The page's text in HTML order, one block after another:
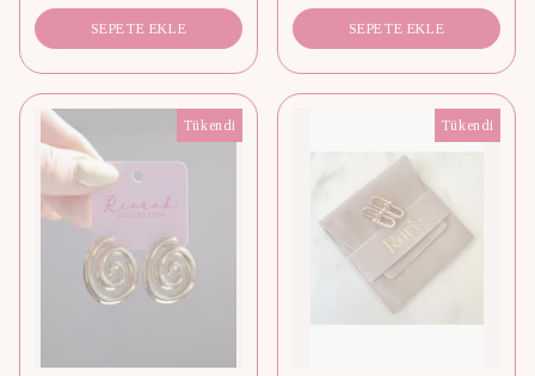
SEPETE EKLE SEPETE EKLE
Tükendi Tükendi